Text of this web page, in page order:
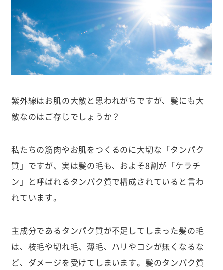
紫外線はお肌の大敵と思われがちですが、髪にも大
敵なのはご存じでしょうか？
私たちの筋肉やお肌をつくるのに大切な「タンパク
質」ですが、実は髪の毛も、およそ8割が「ケラチ
ン」と呼ばれるタンパク質で構成されていると言わ
れています。
主成分であるタンパク質が不足してしまった髪の毛
は、枝毛や切れ毛、薄毛、ハリやコシが無くなるな
ど、ダメージを受けてしまいます。髪のタンパク質